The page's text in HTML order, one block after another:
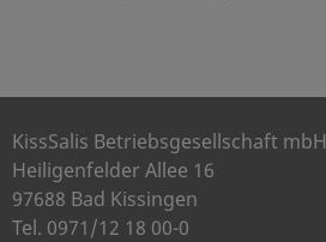
KissSalis Betriebsgesellschaft mbH
Heiligenfelder Allee 16
97688 Bad Kissingen
Tel. 0971/12 18 00-0